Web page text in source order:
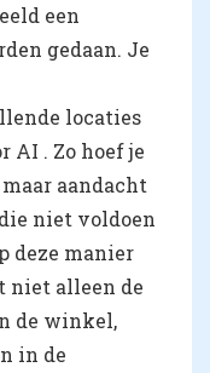
een
gedaan. Je
locaties
AI . Zo hoef je
aandacht
niet voldoen
deze manier
niet alleen de
de winkel,
in de